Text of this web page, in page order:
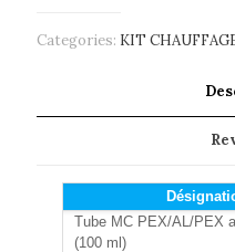
Categories: KIT
Tube MC PEX/AL/PEX
(100 ml)